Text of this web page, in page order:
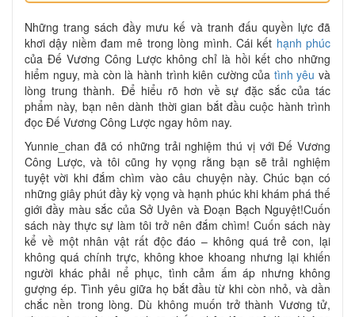
Những trang sách đầy mưu kế và tranh đấu quyền lực đã
khơi dậy niềm đam mê trong lòng mình. Cái kết hạnh phúc
của Đế Vương Công Lược không chỉ là hồi kết cho những
hiểm nguy, mà còn là hành trình kiên cường của tình yêu và
lòng trung thành. Để hiểu rõ hơn về sự đặc sắc của tác
phẩm này, bạn nên dành thời gian bắt đầu cuộc hành trình
đọc Đế Vương Công Lược ngay hôm nay.
Yunnie_chan đã có những trải nghiệm thú vị với Đế Vương
Công Lược, và tôi cũng hy vọng rằng bạn sẽ trải nghiệm
tuyệt vời khi đắm chìm vào câu chuyện này. Chúc bạn có
những giây phút đầy kỳ vọng và hạnh phúc khi khám phá thế
giới đầy màu sắc của Sở Uyên và Đoạn Bạch Nguyệt!Cuốn
sách này thực sự làm tôi trở nên đắm chìm! Cuốn sách này
kể về một nhân vật rất độc đáo – không quá trẻ con, lại
không quá chính trực, không khoe khoang nhưng lại khiến
người khác phải nể phục, tình cảm ấm áp nhưng không
gượng ép. Tình yêu giữa họ bắt đầu từ khi còn nhỏ, và dần
chắc nền trong lòng. Dù không muốn trở thành Vương tử,